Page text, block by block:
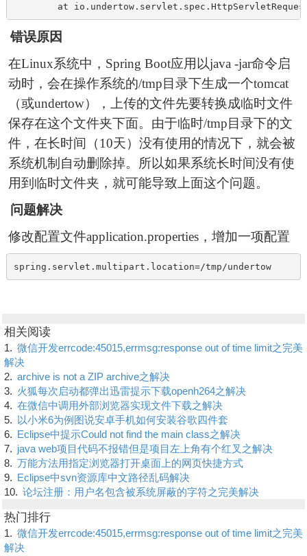
at
错误原因
在Linux系统中，Spring Boot应用以java -jar命令启
动时，会在操作系统的/tmp目录下生成一个tomcat
（或undertow），上传的文件先要转换成临时文件
保存在这个文件夹下面。由于临时/tmp目录下的文
件，在长时间（10天）没有使用的情况下，就会被
系统机制自动删除掉。所以如果系统长时间没有使
用到临时文件夹，就可能导致上面这个问题。
问题解决
修改配置文件application.properties，增加一项配置
spring.servlet.multipart.location=/tmp/undertow
相关阅读
1. 微信开发errcode:45015,errmsg:response out of time limit之完美
解决
2. archive is not a ZIP archive之解决
3. 火狐每次启动都弹出迅雷提示下载openh264之解决
4. 在微信中调用外部浏览器实现文件下载之解决
5. 以小米6为例图说安卓手机如何安装谷歌四件套
6. Eclipse中提示Could not find the main class之解决
7. java web项目代码不报错但是项目左上角有个红叉之解决
8. 万能方法用指定浏览器打开桌面上的网页快捷方式
9. Eclipse中svn资源库中文路径乱码解决
10. 论坛注册：用户名包含被系统屏蔽的字符之完美解决
热门排行
1. 微信开发errcode:45015,errmsg:response out of time limit之完美
解决